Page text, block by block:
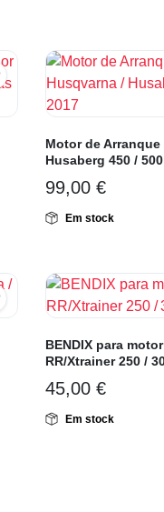
Motor de
Husaberg 450 /
99,00 €
Em stock
BENDIX para
RR/Xtrainer 250 /
45,00 €
Em stock